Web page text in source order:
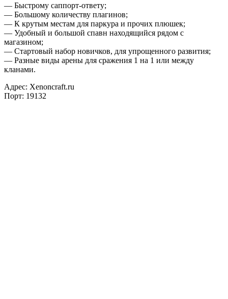
— Быстрому саппорт-ответу;
— Большому количеству плагинов;
— К крутым местам для паркура и прочих плюшек;
— Удобный и большой спавн находящийся рядом с
магазином;
— Стартовый набор новичков, для упрощенного развития;
— Разные виды арены для сражения 1 на 1 или между
кланами.
Адрес: Xenoncraft.ru
Порт: 19132